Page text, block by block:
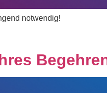
notwendig!